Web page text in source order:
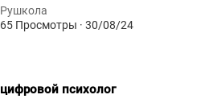
Рушкола
65 Просмотры · 30/08/24
⁣цифровой психолог